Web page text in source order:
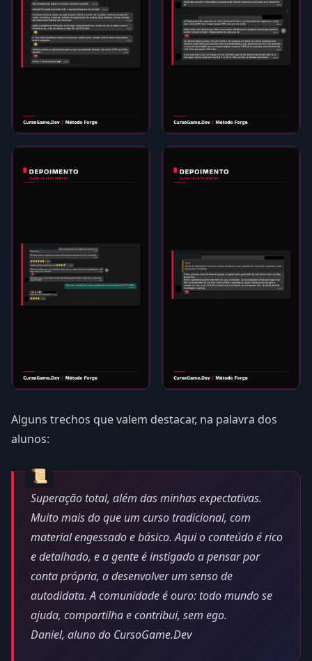
Alguns trechos que valem destacar, na palavra dos
alunos:
Superação total, além das minhas expectativas.
Muito mais do que um curso tradicional, com
material engessado e básico. Aqui o conteúdo é rico
e detalhado, e a gente é instigado a pensar por
conta própria, a desenvolver um senso de
autodidata. A comunidade é ouro: todo mundo se
ajuda, compartilha e contribui, sem ego.
Daniel, aluno do CursoGame.Dev